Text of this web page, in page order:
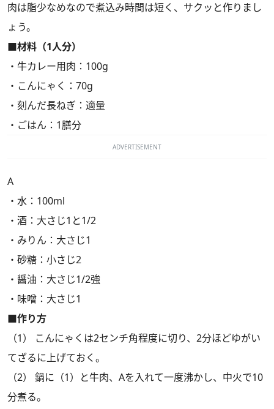
肉は脂少なめなので煮込み時間は短く、サクッと作りまし
ょう。
■材料（1人分）
・牛カレー用肉：100g
・こんにゃく：70g
・刻んだ長ねぎ：適量
・ごはん：1膳分
ADVERTISEMENT
A
・水：100ml
・酒：大さじ1と1/2
・みりん：大さじ1
・砂糖：小さじ2
・醤油：大さじ1/2強
・味噌：大さじ1
■作り方
（1） こんにゃくは2センチ角程度に切り、2分ほどゆがい
てざるに上げておく。
（2） 鍋に（1）と牛肉、Aを入れて一度沸かし、中火で10
分煮る。